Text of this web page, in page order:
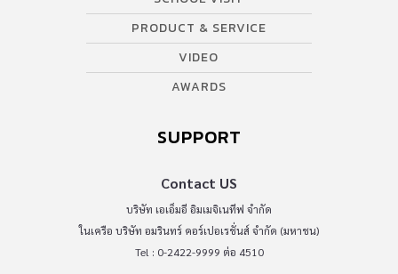
PRODUCT & SERVICE
VIDEO
AWARDS
SUPPORT
Contact US
บริษัท เอเอ็มอี อิมเมจิเนทีฟ จำกัด
ในเครือ บริษัท อมรินทร์ คอร์เปอเรชั่นส์ จำกัด (มหาชน)
Tel : 0-2422-9999 ต่อ 4510